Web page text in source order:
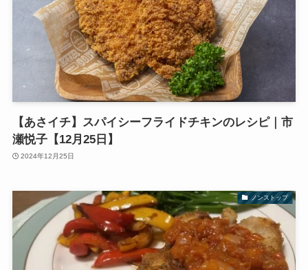
【あさイチ】スパイシーフライドチキンのレシピ｜市
瀬悦子【12月25日】
2024年12月25日
ノンストップ